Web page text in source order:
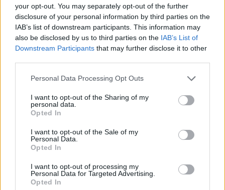
your opt-out. You may separately opt-out of the further
disclosure of your personal information by third parties on the
IAB’s list of downstream participants. This information may
also be disclosed by us to third parties on the IAB’s List of
Downstream Participants that may further disclose it to other
Personal Data Processing Opt Outs
I want to opt-out of the Sharing of my
personal data.
Opted In
I want to opt-out of the Sale of my
Personal Data.
Opted In
I want to opt-out of processing my
Personal Data for Targeted Advertising.
Opted In
2025. április 08., kedd